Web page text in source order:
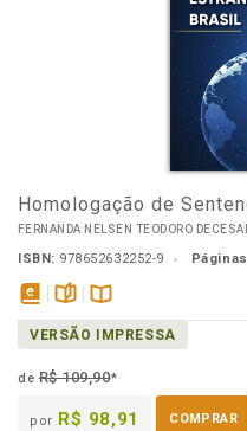
Homologação de
FERNANDA NELSEN TEODORO
ISBN: 978652632252-9
disponível
em
páginasDisponível
na
VERSÃO IMPRESSA
deR$ 109,90*
por R$ 98,91 COMPRAR